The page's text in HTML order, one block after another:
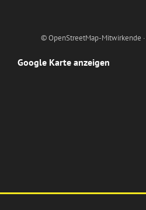
© OpenStreetMap-Mitwirkende ·
Google Karte anzeigen